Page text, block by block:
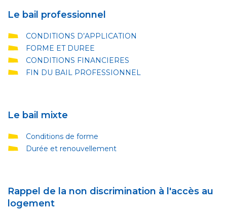
Le bail professionnel
CONDITIONS D’APPLICATION
FORME ET DUREE
CONDITIONS FINANCIERES
FIN DU BAIL PROFESSIONNEL
Le bail mixte
Conditions de forme
Durée et renouvellement
Rappel de la non discrimination à l'accès au
logement